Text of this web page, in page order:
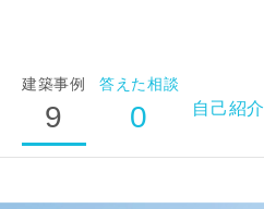
建築事例
9
答えた相談
0 自己紹介